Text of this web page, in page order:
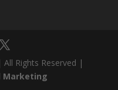
| All Rights Reserved |
Marketing